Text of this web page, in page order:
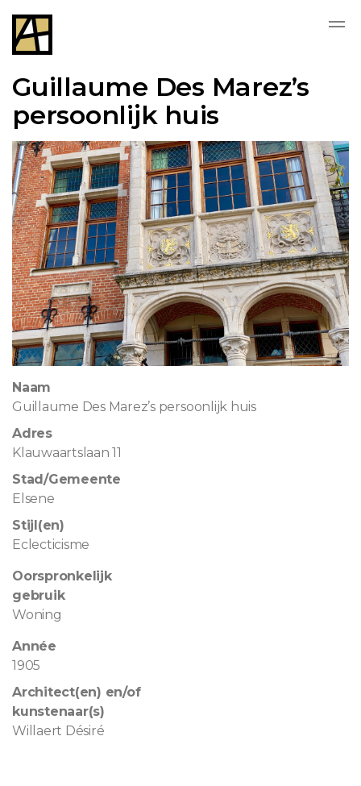
Guillaume Des Marez’s
persoonlijk huis
Naam
Guillaume Des Marez’s persoonlijk huis
Adres
Klauwaartslaan 11
Stad/Gemeente
Elsene
Stijl(en)
Eclecticisme
Oorspronkelijk
gebruik
Woning
Année
1905
Architect(en) en/of
kunstenaar(s)
Willaert Désiré